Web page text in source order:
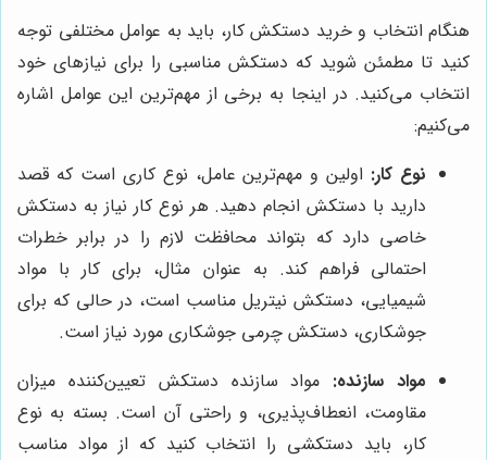
هنگام انتخاب و خرید دستکش کار، باید به عوامل مختلفی توجه
کنید تا مطمئن شوید که دستکش مناسبی را برای نیازهای خود
انتخاب می‌کنید. در اینجا به برخی از مهم‌ترین این عوامل اشاره
می‌کنیم:
نوع کار: اولین و مهم‌ترین عامل، نوع کاری است که قصد
دارید با دستکش انجام دهید. هر نوع کار نیاز به دستکش
خاصی دارد که بتواند محافظت لازم را در برابر خطرات
احتمالی فراهم کند. به عنوان مثال، برای کار با مواد
شیمیایی، دستکش نیتریل مناسب است، در حالی که برای
جوشکاری، دستکش چرمی جوشکاری مورد نیاز است.
مواد سازنده: مواد سازنده دستکش تعیین‌کننده میزان
مقاومت، انعطاف‌پذیری، و راحتی آن است. بسته به نوع
کار، باید دستکشی را انتخاب کنید که از مواد مناسب